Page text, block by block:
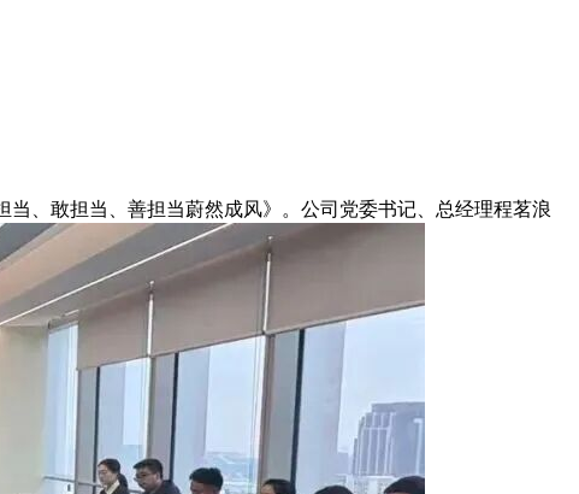
当、敢担当、善担当蔚然成风》 。公司党委书记、总经理程茗浪